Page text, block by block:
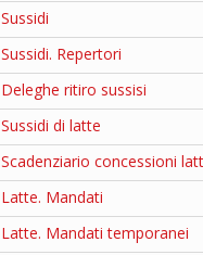
Sussidi
Sussidi. Repertori
Deleghe ritiro sussisi
Sussidi di latte
Scadenziario concessioni
Latte. Mandati
Latte. Mandati temporanei